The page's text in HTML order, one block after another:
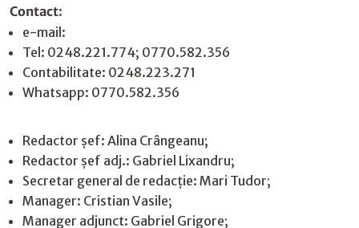
Contact:
e-mail:
Tel: 0248.221.774; 0770.582.356
Contabilitate: 0248.223.271
Whatsapp: 0770.582.356
Redactor șef: Alina Crângeanu;
Redactor șef adj.: Gabriel Lixandru;
Secretar general de redacție: Mari Tudor;
Manager: Cristian Vasile;
Manager adjunct: Gabriel Grigore;